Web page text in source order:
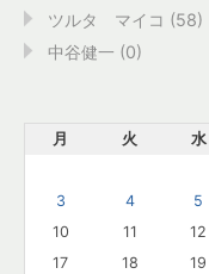
ツルタ マイコ (58)
中谷健一 (0)
月 火 水
3
4 5
10
11 12
17
18 19